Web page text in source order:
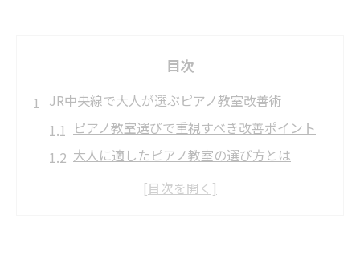
目次
JR中央線で大人が選ぶピアノ教室改善術
ピアノ教室選びで重視すべき改善ポイント
大人に適したピアノ教室の選び方とは
ピアノ教室改善がもたらす日常の変化